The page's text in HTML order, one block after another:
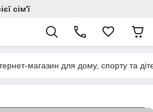
сім'ї
магазин для дому, спорту та